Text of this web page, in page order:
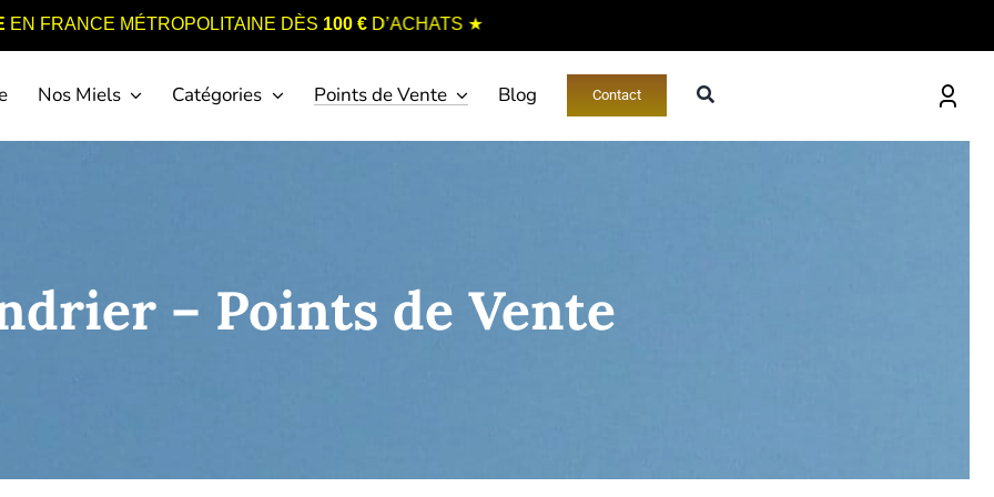
MÉTROPOLITAINE DÈS100 € D’ACHATS★
Nos Miels Catégories Points de Vente Blog Contact
– Points de Vente